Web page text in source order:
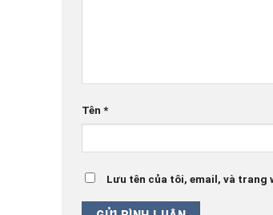
Tên *
Lưu tên của tôi, email, và trang